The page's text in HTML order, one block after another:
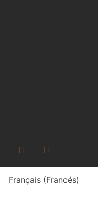
Français(Francés)